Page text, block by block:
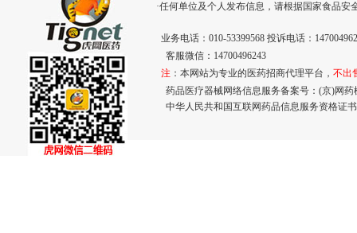
·任何单位及个人发布信息，请根据国家食品
业务电话：010-53399568 投诉电话：
客服微信：14700496243
注 ：本网站为专业的医药招商代理平台， 不出
药品医疗器械网络信息服务备案号：(京)网
中华人民共和国互联网药品信息服务资格证